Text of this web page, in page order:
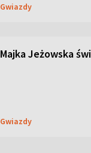
Gwiazdy
Majka Jeżowska
Gwiazdy